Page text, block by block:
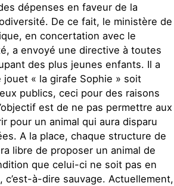
dépenses en faveur de la
De ce fait, le ministère de
en concertation avec le
a envoyé une directive à toutes
des plus jeunes enfants. Il a
« la girafe Sophie » soit
publics, ceci pour des raisons
est de ne pas permettre aux
pour un animal qui aura disparu
A la place, chaque structure de
libre de proposer un animal de
que celui-ci ne soit pas en
c’est-à-dire sauvage. Actuellement,